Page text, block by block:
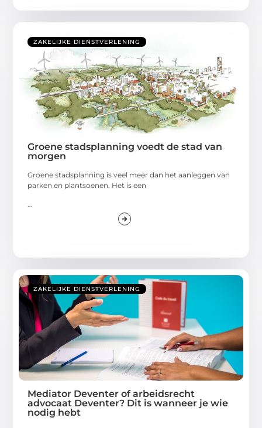
ZAKELIJKE DIENSTVERLENING
Groene stadsplanning voedt de stad van
morgen
Groene stadsplanning is veel meer dan het aanleggen van
parken en plantsoenen. Het is een
...
ZAKELIJKE DIENSTVERLENING
Mediator Deventer of arbeidsrecht
advocaat Deventer? Dit is wanneer je wie
nodig hebt